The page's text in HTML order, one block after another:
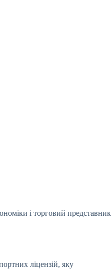
і торговий представник
ліцензій, яку